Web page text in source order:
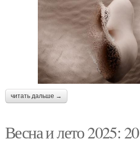
читать дальше →
Весна и лето 2025: